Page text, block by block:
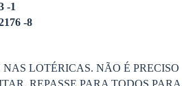
-1
-8
LOTÉRICAS. NÃO É PRECISO